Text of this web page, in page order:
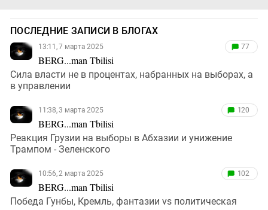
ПОСЛЕДНИЕ ЗАПИСИ В БЛОГАХ
13:11, 7 марта 2025
BERG...man Tbilisi
77
Сила власти не в процентах, набранных на выборах, а
в управлении
11:38, 3 марта 2025
BERG...man Tbilisi
120
Реакция Грузии на выборы в Абхазии и унижение
Трампом - Зеленского
10:56, 2 марта 2025
BERG...man Tbilisi
102
Победа Гунбы, Кремль, фантазии vs политическая